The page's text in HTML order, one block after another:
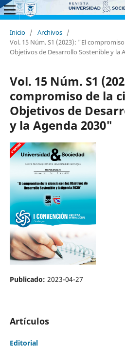
Inicio / Archivos /
Vol. 15 Núm. S1 (2023): "El
Objetivos de Desarrollo Sostenible y la
Vol. 15 Núm. S1
compromiso de la
Objetivos de
y la Agenda 2030"
Publicado: 2023-04-27
Artículos
Editorial